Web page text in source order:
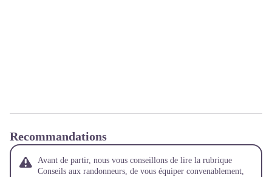
Recommandations
Avant de partir, nous vous conseillons de lire la rubrique
Conseils aux randonneurs, de vous équiper convenablement,